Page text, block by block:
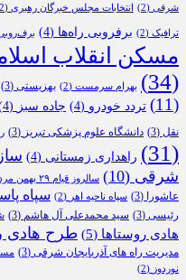
شرقی (2) انتخابات مجلس خبرگان رهبری (2)
ترافیک (2) برفروبی راه‌ها (4)
مسکن انقلاب
(34)
بهرام سرمست (2) بهزیستی (3)
(11)
تردد خودرو (4) جاده سبز (4)
نقل (3) دانشگاه علوم پزشکی تبریز (3)
(31)
راهداری زمستانی (4)
شرقی (10) سالروز قیام ۲۹ بهمن مردم تبریز
عاشورا
(3) سپاه ناحیه اهر (2) سپاه
رئیسی (3) سید محمدعلی آل هاشم (3)
هادی روستاها (5) طرح هادی
مدیریت راه های آذربایجان شرقی (3)
نوردوز (2)